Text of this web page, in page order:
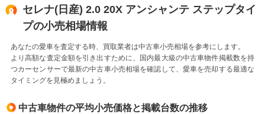
セレナ(日産) 2.0 20X アンシャンテ ステップタイ
プの小売相場情報
あなたの愛車を査定する時、買取業者は中古車小売相場を参考にします。
より高額な査定金額を引き出すために、国内最大級の中古車物件掲載数を持
つカーセンサーで最新の中古車小売相場を確認して、愛車を売却する最適な
タイミングを見極めましょう。
中古車物件の平均小売価格と掲載台数の推移